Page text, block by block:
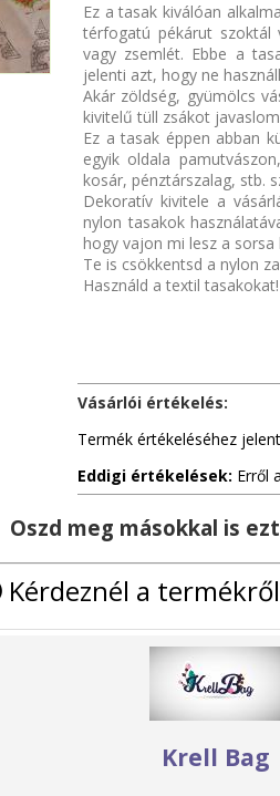
Ez a tasak kiválóan
térfogatú pékárut szoktál
vagy zsemlét. Ebbe a
jelenti azt, hogy ne
Akár zöldség, gyümölcs
kivitelű tüll zsákot
Ez a tasak éppen abban
egyik oldala
kosár, pénztárszalag, stb.
Dekoratív kivitele a
nylon tasakok
hogy vajon mi lesz a
Te is csökkentsd a nylon
Használd a textil tasakokat!
Vásárlói értékelés:
Termék értékeléséhez
Eddigi értékelések: Erről
Oszd meg másokkal is
Kérdeznél a
Krell Bag